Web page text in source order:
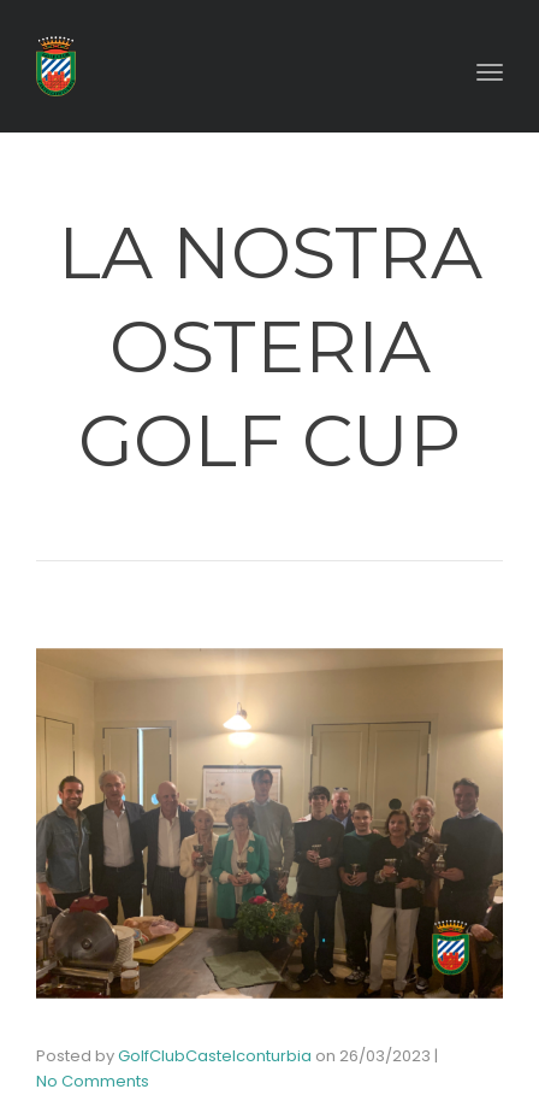
LA NOSTRA
OSTERIA
GOLF CUP
Posted byGolfClubCastelconturbia on 26/03/2023 |
No Comments